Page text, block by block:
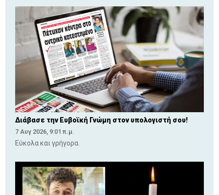
Διάβασε την Ευβοϊκή Γνώμη στον υπολογιστή σου!
7 Αυγ 2026, 9:01 π.μ.
Εύκολα και γρήγορα.